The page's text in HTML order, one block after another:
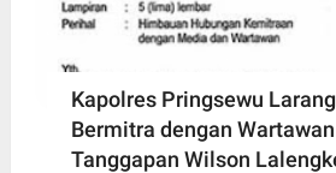
Kapolres Pringsewu
Bermitra dengan
Tanggapan Wilson